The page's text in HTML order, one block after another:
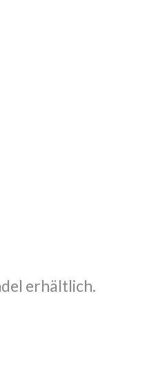
erhältlich.